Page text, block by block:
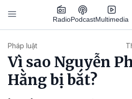
Nhảy đến nội dung
RadioPodcastMultimedia
Pháp luật
Vì sao Nguyễn
Hằng bị bắt?